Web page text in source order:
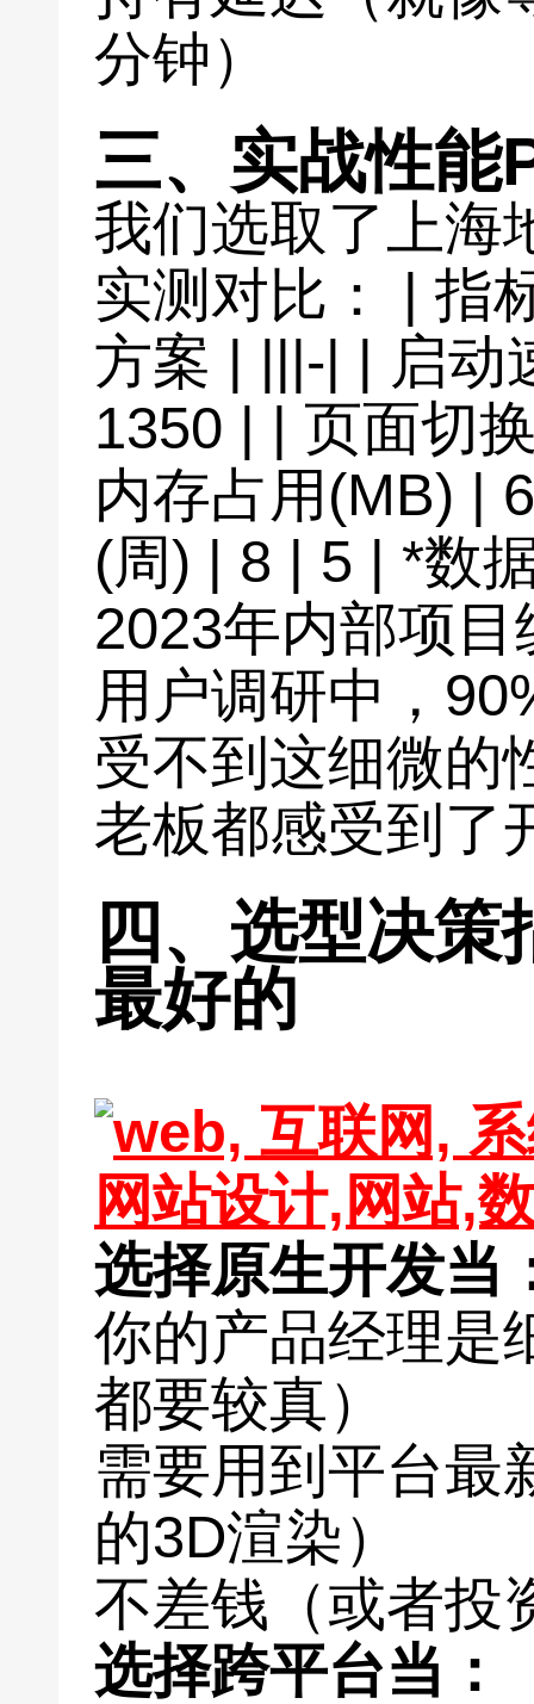
分钟）
三、实战性能
我们选取了上海
实测对比： | 指
方案 | |||-| | 启动
1350 | | 页面切
内存占用(MB) |
(周) | 8 | 5 | *数
2023年内部项
用户调研中，
受不到这细微的
老板都感受到了
四、选型决
最好的
选择原生开发当
你的产品经理是
都要较真）
需要用到平台最
的3D渲染）
不差钱（或者投
选择跨平台当：